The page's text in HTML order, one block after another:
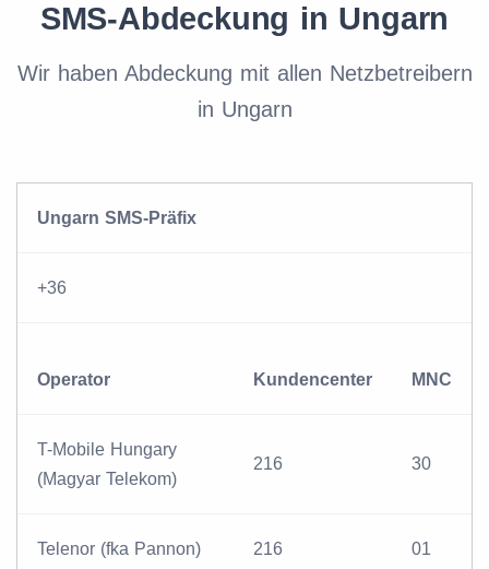
SMS-Abdeckung in Ungarn
Wir haben Abdeckung mit allen Netzbetreibern
in Ungarn
Ungarn SMS-Präfix
+36
Operator Kundencenter MNC
T-Mobile Hungary
(Magyar Telekom)
216 30
Telenor (fka Pannon) 216 01